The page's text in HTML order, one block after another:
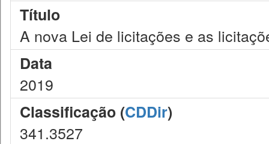
Título
A nova Lei de licitações e as
Data
2019
Classificação (CDDir)
341.3527